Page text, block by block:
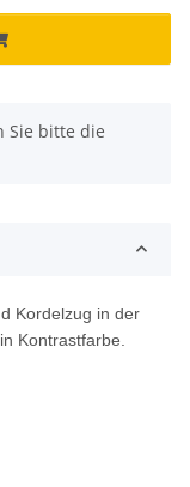
Sie bitte die
Kordelzug in der
Kontrastfarbe.